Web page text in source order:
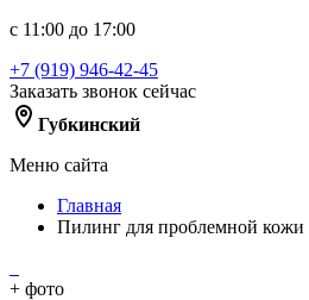
с 11:00 до 17:00
+7 (919) 946-42-45
Заказать звонок сейчас
Губкинский
Меню сайта
Главная
Пилинг для проблемной кожи
+ фото